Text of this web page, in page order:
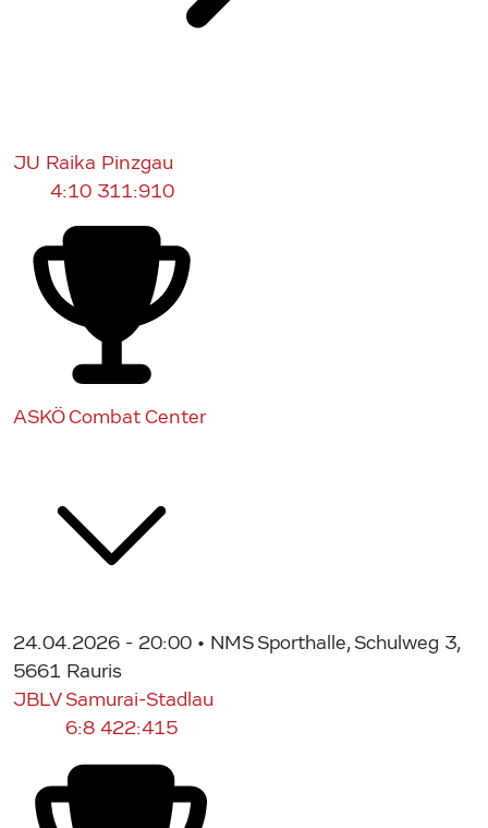
JU Raika Pinzgau
4:10 311:910
ASKÖ Combat Center
24.04.2026 - 20:00 • NMS Sporthalle, Schulweg 3,
5661 Rauris
JBLV Samurai-Stadlau
6:8 422:415